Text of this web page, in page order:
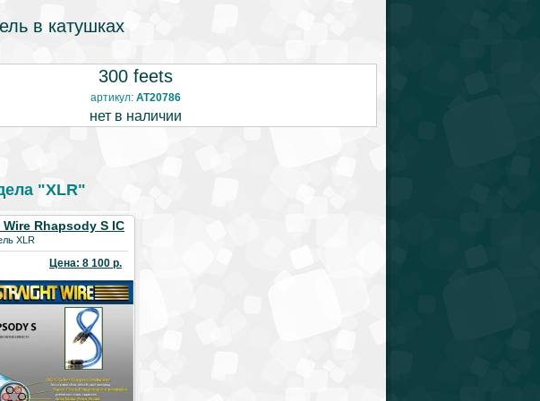
в катушках
300 feets
артикул: AT20786
нет в наличии
"XLR"
Rhapsody S IC
XLR
Цена: 8 100 р.